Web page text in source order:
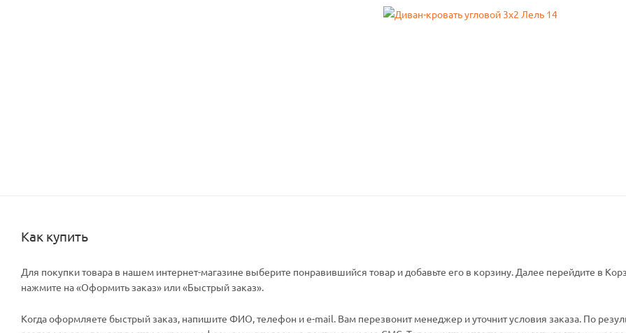
Как купить
Для покупки товара в нашем интернет-магазине выберите понравившийся товар и добавьте его в корзину. Далее перейдите в
нажмите на «Оформить заказ» или «Быстрый заказ».
Когда оформляете быстрый заказ, напишите ФИО, телефон и e-mail. Вам перезвонит менеджер и уточнит условия заказа. По